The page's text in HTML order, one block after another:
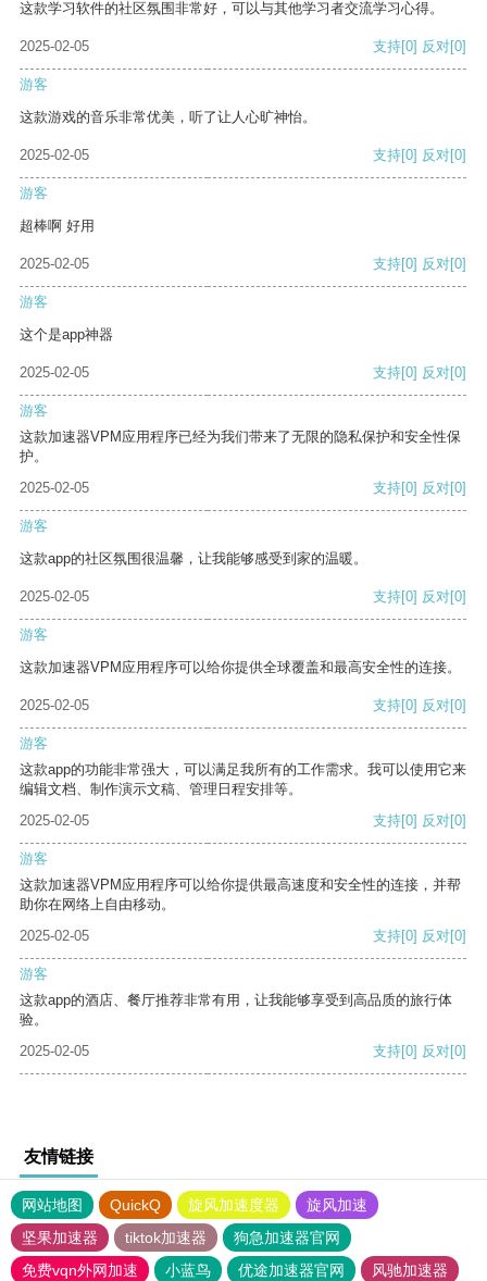
这款学习软件的社区氛围非常好，可以与其他学习者交流学习心得。
2025-02-05 支持[0] 反对[0]
游客
这款游戏的音乐非常优美，听了让人心旷神怡。
2025-02-05 支持[0] 反对[0]
游客
超棒啊 好用
2025-02-05 支持[0] 反对[0]
游客
这个是app神器
2025-02-05 支持[0] 反对[0]
游客
这款加速器VPM应用程序已经为我们带来了无限的隐私保护和安全性保
护。
2025-02-05
支持[0] 反对[0]
游客
这款app的社区氛围很温馨，让我能够感受到家的温暖。
2025-02-05 支持[0] 反对[0]
游客
这款加速器VPM应用程序可以给你提供全球覆盖和最高安全性的连接。
2025-02-05 支持[0] 反对[0]
游客
这款app的功能非常强大，可以满足我所有的工作需求。我可以使用它来
编辑文档、制作演示文稿、管理日程安排等。
2025-02-05
支持[0] 反对[0]
游客
这款加速器VPM应用程序可以给你提供最高速度和安全性的连接，并帮
助你在网络上自由移动。
2025-02-05
支持[0] 反对[0]
游客
这款app的酒店、餐厅推荐非常有用，让我能够享受到高品质的旅行体
验。
2025-02-05
支持[0] 反对[0]
友情链接
网站地图 QuickQ 旋风加速度器
旋风加速
坚果加速器
tiktok加速器
狗急加速器官网
免费vqn外网加速
小蓝鸟 优途加速器官网 风驰加速器